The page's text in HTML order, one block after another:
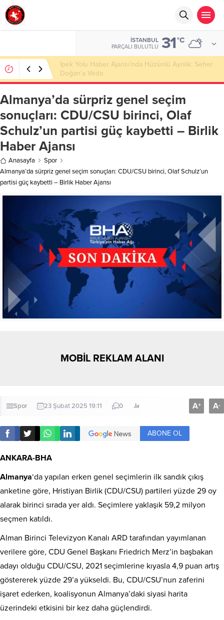
İSTANBUL
PARÇALI BULUTLU 31°C
Başkan Nihat Öztürk, Şanahan’da Hacı Eryaman’a
Misafir Oldu
Almanya’da sürpriz genel seçim
sonuçları: CDU/CSU birinci, Olaf
Schulz’un partisi güç kaybetti – Birlik
Haber Ajansı
Anasayfa
Spor
Almanya’da sürpriz genel seçim sonuçları: CDU/CSU birinci, Olaf Schulz’un
partisi güç kaybetti – Birlik Haber Ajansı
MOBİL REKLAM ALANI
Spor 23 Şubat 2025 19:11 0 A+ A-
ABONE OL
ANKARA-BHA
Almanya‘da yapılan erken genel seçimlerin ilk sandık çıkış
anketine göre, Hristiyan Birlik (CDU/CSU) partileri yüzde 29 oy
alarak birinci sırada yer aldı. Seçimlere yaklaşık 59,2 milyon
seçmen katıldı.
Alman Birinci Televizyon Kanalı ARD tarafından yayımlanan
verilere göre, CDU Genel Başkanı Friedrich Merz’in başbakan
adayı olduğu CDU/CSU, 2021 seçimlerine kıyasla 4,9 puan artış
göstererek yüzde 29’a yükseldi. Bu, CDU/CSU’nun zaferini
işaret ederken, koalisyonun Almanya’daki siyasi harita
üzerindeki etkisini bir kez daha güçlendirdi.